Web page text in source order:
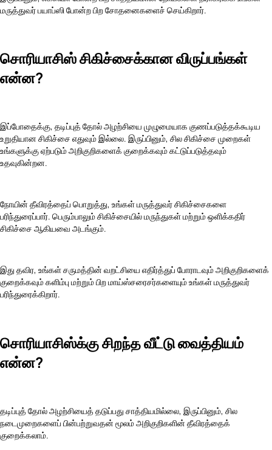
மருத்துவர் பயாப்ஸி போன்ற பிற சோதனைகளைச் செய்கிறார்.
சொரியாசிஸ் சிகிச்சைக்கான விருப்பங்கள்
என்ன?
இப்போதைக்கு, தடிப்புத் தோல் அழற்சியை முழுமையாக குணப்படுத்தக்கூடிய
உறுதியான சிகிச்சை எதுவும் இல்லை. இருப்பினும், சில சிகிச்சை முறைகள்
உங்களுக்கு ஏற்படும் அறிகுறிகளைக் குறைக்கவும் கட்டுப்படுத்தவும்
உதவுகின்றன.
நோயின் தீவிரத்தைப் பொறுத்து, உங்கள் மருத்துவர் சிகிச்சைகளை
பரிந்துரைப்பார். பெரும்பாலும் சிகிச்சையில் மருந்துகள் மற்றும் ஒளிக்கதிர்
சிகிச்சை ஆகியவை அடங்கும்.
இது தவிர, உங்கள் சருமத்தின் வறட்சியை எதிர்த்துப் போராடவும் அறிகுறிகளைக்
குறைக்கவும் களிம்பு மற்றும் பிற மாய்ஸ்சரைசர்களையும் உங்கள் மருத்துவர்
பரிந்துரைக்கிறார்.
சொரியாசிஸ்க்கு சிறந்த வீட்டு வைத்தியம்
என்ன?
தடிப்புத் தோல் அழற்சியைத் தடுப்பது சாத்தியமில்லை, இருப்பினும், சில
நடைமுறைகளைப் பின்பற்றுவதன் மூலம் அறிகுறிகளின் தீவிரத்தைக்
குறைக்கலாம்.